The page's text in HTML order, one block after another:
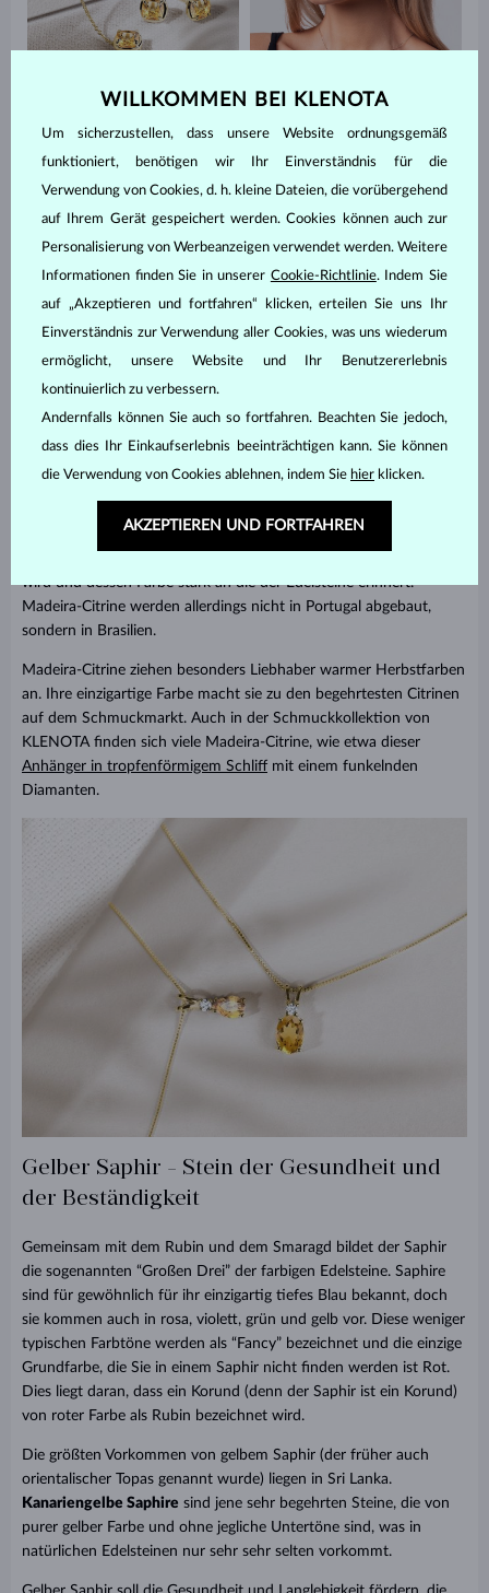
Erschwinglichkeit ist der Citrin sein
diesem Grund finden Sie auch in der KLENOTA
Schmuckkollektion ein breites Angebot an Schmuck mit diesem
distinktiven Stein in verschiedenen Farbabstufungen und Formen.
Wählen Sie einfach, was Ihnen am meisten entspricht. Wie einen
, deren Design an Sonnenstrahlen erinnert. Oder diese
eindrucksvollenOhrstecker in elegantem Kissenschliff, der die
Steine wunderbar zum Funkeln bringt.
Der Madeira Citrin - Stein des Erfolgs und
des Reichtums
Den Namen der portugiesischen Insel tragen intensiv gefärbte
genau zu sein leitet sich der Name dieser Citrine von dem
wird und dessen Farbe stark an die der Edelsteine erinnert.
Madeira-Citrine werden allerdings nicht in Portugal abgebaut,
sondern in Brasilien.
Madeira-Citrine ziehen besonders Liebhaber warmer Herbstfarben
an. Ihre einzigartige Farbe macht sie zu den begehrtesten Citrinen
auf dem Schmuckmarkt. Auch in der Schmuckkollektion von
KLENOTA finden sich viele Madeira-Citrine, wie etwa dieser
Anhänger in tropfenförmigem Schliff mit einem funkelnden
Diamanten.
Gelber Saphir - Stein der Gesundheit und
der Beständigkeit
Gemeinsam mit dem Rubin und dem Smaragd bildet der Saphir
die sogenannten “Großen Drei” der farbigen Edelsteine. Saphire
sind für gewöhnlich für ihr einzigartig tiefes Blau bekannt, doch
sie kommen auch in rosa, violett, grün und gelb vor. Diese weniger
typischen Farbtöne werden als “Fancy” bezeichnet und die einzige
Grundfarbe, die Sie in einem Saphir nicht finden werden ist Rot.
Dies liegt daran, dass ein Korund (denn der Saphir ist ein Korund)
von roter Farbe als Rubin bezeichnet wird.
Die größten Vorkommen von gelbem Saphir (der früher auch
orientalischer Topas genannt wurde) liegen in Sri Lanka.
Kanariengelbe Saphire sind jene sehr begehrten Steine, die von
purer gelber Farbe und ohne jegliche Untertöne sind, was in
natürlichen Edelsteinen nur sehr sehr selten vorkommt.
WILLKOMMEN BEI KLENOTA
Um sicherzustellen, dass unsere Website ordnungsgemäß
funktioniert, benötigen wir Ihr Einverständnis für die
Verwendung von Cookies, d. h. kleine Dateien, die vorübergehend
auf Ihrem Gerät gespeichert werden. Cookies können auch zur
Personalisierung von Werbeanzeigen verwendet werden. Weitere
Informationen finden Sie in unserer Cookie-Richtlinie. Indem Sie
auf „Akzeptieren und fortfahren“ klicken, erteilen Sie uns Ihr
Einverständnis zur Verwendung aller Cookies, was uns wiederum
ermöglicht, unsere Website und Ihr Benutzererlebnis
kontinuierlich zu verbessern.
Andernfalls können Sie auch so fortfahren. Beachten Sie jedoch,
dass dies Ihr Einkaufserlebnis beeinträchtigen kann. Sie können
die Verwendung von Cookies ablehnen, indem Sie hier klicken.
AKZEPTIEREN UND FORTFAHREN